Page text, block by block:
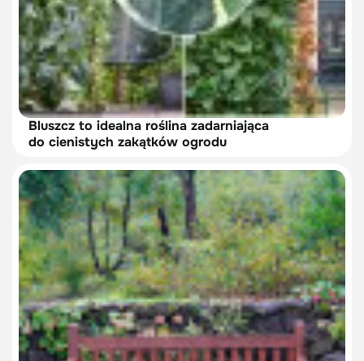
Bluszcz to idealna roślina zadarniająca
do cienistych zakątków ogrodu